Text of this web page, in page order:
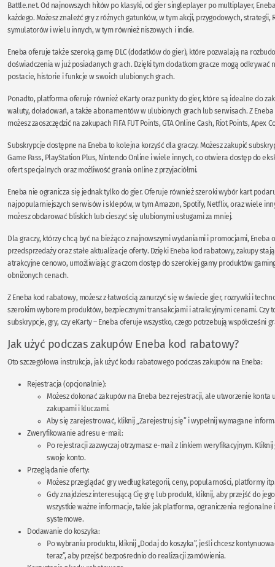
Battle.net. Od najnowszych hitów po klasyki, od gier singleplayer po multiplayer,
każdego. Możesz znaleźć gry z różnych gatunków, w tym akcji, przygodowych, strategii,
symulatorów i wielu innych, w tym również niszowych i indie.
Eneba oferuje także szeroką gamę DLC (dodatków do gier), które pozwalają na
doświadczenia w już posiadanych grach. Dzięki tym dodatkom gracze mogą odkrywać
postacie, historie i funkcje w swoich ulubionych grach.
Ponadto, platforma oferuje również eKarty oraz punkty do gier, które są idealne do
waluty, doładowań, a także abonamentów w ulubionych grach lub serwisach. Z
możesz zaoszczędzić na zakupach FIFA FUT Points, GTA Online Cash, Riot Points, Apex
Subskrypcje dostępne na Eneba to kolejna korzyść dla graczy. Możesz zakupić
Game Pass, PlayStation Plus, Nintendo Online i wiele innych, co otwiera dostęp do
ofert specjalnych oraz możliwość grania online z przyjaciółmi.
Eneba nie ogranicza się jednak tylko do gier. Oferuje również szeroki wybór kart
najpopularniejszych serwisów i sklepów, w tym Amazon, Spotify, Netflix, oraz wiele
możesz obdarować bliskich lub cieszyć się ulubionymi usługami za mniej.
Dla graczy, którzy chcą być na bieżąco z najnowszymi wydaniami i promocjami, Eneba
przedsprzedaży oraz stałe aktualizacje oferty. Dzięki Eneba kod rabatowy, zakupy
atrakcyjne cenowo, umożliwiając graczom dostęp do szerokiej gamy produktów
obniżonych cenach.
Z Eneba kod rabatowy, możesz z łatwością zanurzyć się w świecie gier, rozrywki i
szerokim wyborem produktów, bezpiecznymi transakcjami i atrakcyjnymi cenami. Czy
subskrypcje, gry, czy eKarty – Eneba oferuje wszystko, czego potrzebują współcześni
Jak użyć podczas zakupów Eneba kod rabatowy?
Oto szczegółowa instrukcja, jak użyć kodu rabatowego podczas zakupów na Eneba:
Rejestracja (opcjonalnie):
Możesz dokonać zakupów na Eneba bez rejestracji, ale utworzenie konta
zakupami i kluczami.
Aby się zarejestrować, kliknij „Zarejestruj się” i wypełnij wymagane
Zweryfikowanie adresu e-mail:
Po rejestracji zazwyczaj otrzymasz e-mail z linkiem weryfikacyjnym.
swoje konto.
Przeglądanie oferty:
Możesz przeglądać gry według kategorii, ceny, popularności, platformy
Gdy znajdziesz interesującą Cię grę lub produkt, kliknij, aby przejść do
wszystkie ważne informacje, takie jak platforma, ograniczenia regionalne
systemowe.
Dodawanie do koszyka:
Po wybraniu produktu, kliknij „Dodaj do koszyka”, jeśli chcesz
teraz”, aby przejść bezpośrednio do realizacji zamówienia.